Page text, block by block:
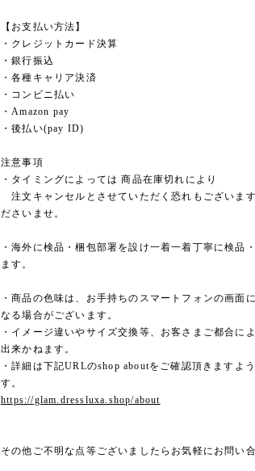
【お支払い方法】
・クレジットカード決算
・銀行振込
・各種キャリア決済
・コンビニ払い
・Amazon pay
・後払い(pay ID)
注意事項
・タイミングによっては 商品在庫切れにより
注文キャンセルとさせていただく恐れもございま
ださいませ。
・海外に検品・梱包部署を設け一着一着丁寧に検品
ます。
・商品の色味は、お手持ちのスマートフォンの画面
なる場合がございます。
・イメージ違いやサイズ交換等、お客さまご都合に
出来かねます。
・詳細は下記URLのshop aboutをご確認頂きますよ
す。
https://glam.dressluxa.shop/about
その他ご不明な点等ございましたらお気軽にお問い